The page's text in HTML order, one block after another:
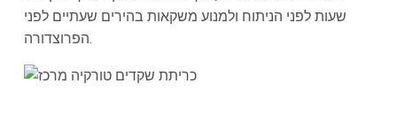
שעות לפני הניתוח ולמנוע משקאות בהירים שעתיים לפני
הפרוצדורה.